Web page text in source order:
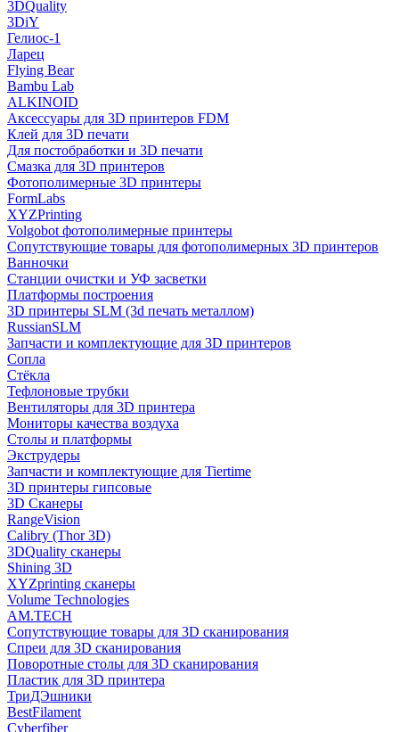
3DQuality
3DiY
Гелиос-1
Ларец
Flying Bear
Bambu Lab
ALKINOID
Аксессуары для 3D принтеров FDM
Клей для 3D печати
Для постобработки и 3D печати
Смазка для 3D принтеров
Фотополимерные 3D принтеры
FormLabs
XYZPrinting
Volgobot фотополимерные принтеры
Сопутствующие товары для фотополимерных 3D принтеров
Ванночки
Станции очистки и УФ засветки
Платформы построения
3D принтеры SLM (3d печать металлом)
RussianSLM
Запчасти и комплектующие для 3D принтеров
Сопла
Cтёкла
Тефлоновые трубки
Вентиляторы для 3D принтера
Мониторы качества воздуха
Столы и платформы
Экструдеры
Запчасти и комплектующие для Tiertime
3D принтеры гипсовые
3D Сканеры
RangeVision
Calibry (Thor 3D)
3DQuality сканеры
Shining 3D
XYZprinting сканеры
Volume Technologies
AM.TECH
Сопутствующие товары для 3D сканирования
Спреи для 3D сканирования
Поворотные столы для 3D сканирования
Пластик для 3D принтера
ТриДЭшники
BestFilament
Cyberfiber